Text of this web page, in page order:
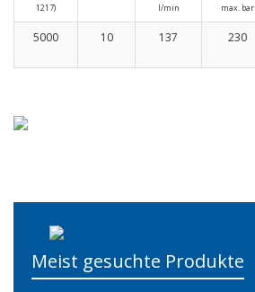
1217)
l/min max. bar
5000 10 137 230
Meist gesuchte Produkte